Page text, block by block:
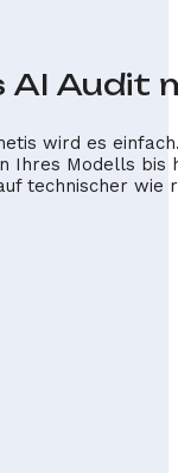
AI Audit
wird es
Ihres Modells bis
technischer wie